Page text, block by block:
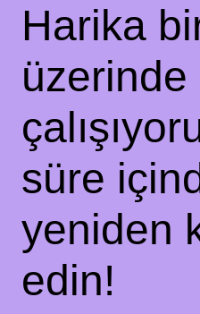
Harika
üzerinde
süre
yeniden
edin!